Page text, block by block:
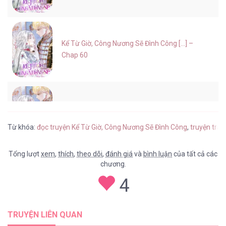
Kể Từ Giờ, Công Nương Sẽ Đình Công [...] –
Chap 60
Từ khóa: đọc truyện Kể Từ Giờ, Công Nương Sẽ Đình Công, truyện
Tổng lượtxem, thích, theo dõi, đánh giá và bình luận của tất cả các
chương.
4
TRUYỆN LIÊN QUAN